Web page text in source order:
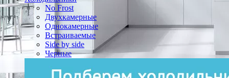
No Frost
Двухкамерные
Однокамерные
Встраиваемые
Side by side
Черные